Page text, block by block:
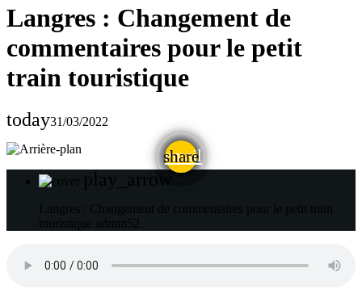
Langres : Changement de
commentaires pour le petit
train touristique
today31/03/2022
share
email
play_arrow
Langres : Changement de commentaires pour le petit train
touristique admin52